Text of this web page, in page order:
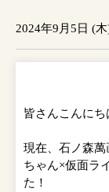
2024年9月5日 (
皆さんこんにち
現在、石ノ森
ちゃん×仮面ラ
た！